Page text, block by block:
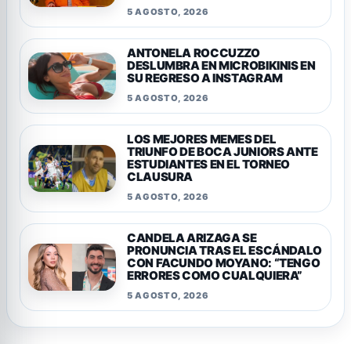
5 AGOSTO, 2026
ANTONELA ROCCUZZO
DESLUMBRA EN MICROBIKINIS EN
SU REGRESO A INSTAGRAM
5 AGOSTO, 2026
LOS MEJORES MEMES DEL
TRIUNFO DE BOCA JUNIORS ANTE
ESTUDIANTES EN EL TORNEO
CLAUSURA
5 AGOSTO, 2026
CANDELA ARIZAGA SE
PRONUNCIA TRAS EL ESCÁNDALO
CON FACUNDO MOYANO: “TENGO
ERRORES COMO CUALQUIERA”
5 AGOSTO, 2026